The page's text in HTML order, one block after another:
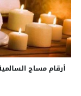
أرقام مساج السالمية الكويت 24